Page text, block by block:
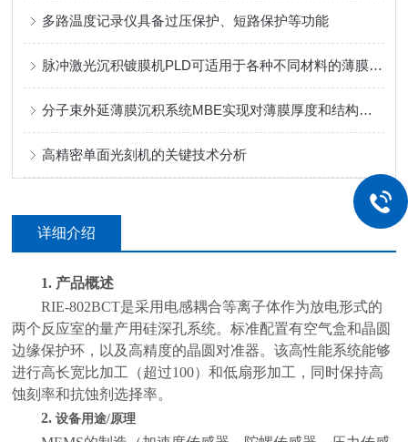
多路温度记录仪具备过压保护、短路保护等功能
脉冲激光沉积镀膜机PLD可适用于各种不同材料的薄膜沉积
分子束外延薄膜沉积系统MBE实现对薄膜厚度和结构的精确调控
高精密单面光刻机的关键技术分析
详细介绍
1. 产品概述
RIE-802BCT是采用电感耦合等离子体作为放电形式的
两个反应室的量产用硅深孔系统。标准配置有空气盒和晶圆
边缘保护环，以及高精度的晶圆对准器。该高性能系统能够
进行高长宽比加工（超过100）和低扇形加工，同时保持高
蚀刻率和抗蚀剂选择率。
2.设备用途/原理